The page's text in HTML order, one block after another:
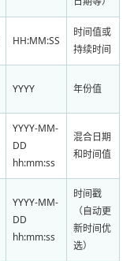
HH:MM:SS
时间值或
持续时间
YYYY 年份值
YYYY-MM-
DD
hh:mm:ss
混合日期
和时间值
YYYY-MM-
DD
hh:mm:ss
时间戳
（自动更
新时间优
选）